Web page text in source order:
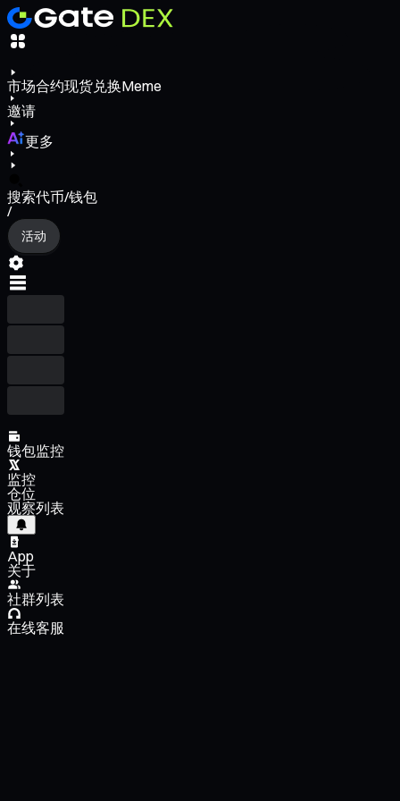
市场合约现货兑换Meme
邀请
更多
搜索代币/钱包
/
活动
钱包监控
监控
仓位
观察列表
App
关于
社群列表
在线客服